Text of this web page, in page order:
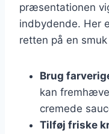
præsentationen
indbydende. Her
retten på en
Brug
kan
cremede
Tilføj friske